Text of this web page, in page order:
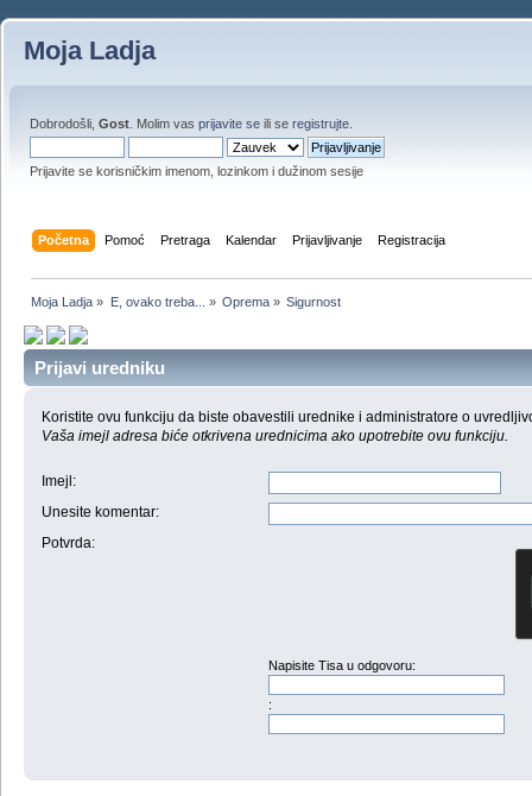
Moja Ladja
Dobrodošli, Gost . Molim vas prijavite se ili se registrujte
Prijavite se korisničkim imenom, lozinkom i dužinom sesije
Početna Pomoć Pretraga Kalendar Prijavljivanje Registracija
Moja Ladja » E, ovako treba... » Oprema» Sigurnost
Prijavi uredniku
Koristite ovu funkciju da biste obavestili urednike i administratore o
Vaša imejl adresa biće otkrivena urednicima ako upotrebite ovu funkciju.
Imejl :
Unesite komentar:
Potvrda:
Napisite Tisa u odgovoru:
: